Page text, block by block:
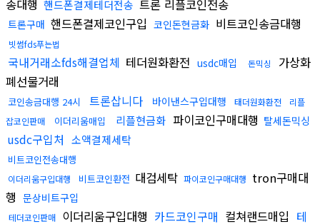
송대행 핸드폰결제테더전송 트론 리플코인전송
트론구매 핸드폰결제코인구입 코인돈현금화 비트코인송금대행
빗썸fds푸는법
국내거래소fds해결업체 테더원화환전 usdc매입 돈믹싱
가상화
폐선물거래
코인송금대행 24시 트론삽니다 바이낸스구입대행 태더원화환전
리플
잡코인판매
이더리움매입 리플현금화 파이코인구매대행 탈세돈믹싱
usdc구입처 소액결제세탁
비트코인전송대행
이더리움구입대행 비트코인환전 대검세탁 파이코인구매대행 tron구매대
행 문상비트구입
테더코인판매 이더리움구입대행 카드코인구매 컬쳐랜드매입 테